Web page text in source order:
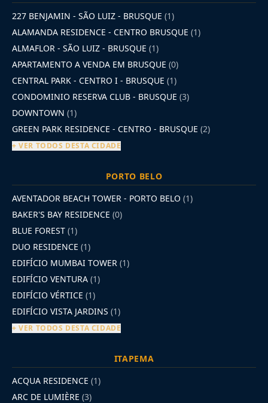
227 BENJAMIN - SÃO LUIZ - BRUSQUE (1)
ALAMANDA RESIDENCE - CENTRO BRUSQUE (1)
ALMAFLOR - SÃO LUIZ - BRUSQUE (1)
APARTAMENTO A VENDA EM BRUSQUE (0)
CENTRAL PARK - CENTRO I - BRUSQUE (1)
CONDOMINIO RESERVA CLUB - BRUSQUE (3)
DOWNTOWN (1)
GREEN PARK RESIDENCE - CENTRO - BRUSQUE (2)
+ VER TODOS DESTA CIDADE
PORTO BELO
AVENTADOR BEACH TOWER - PORTO BELO (1)
BAKER'S BAY RESIDENCE (0)
BLUE FOREST (1)
DUO RESIDENCE (1)
EDIFÍCIO MUMBAI TOWER (1)
EDIFÍCIO VENTURA (1)
EDIFÍCIO VÉRTICE (1)
EDIFÍCIO VISTA JARDINS (1)
+ VER TODOS DESTA CIDADE
ITAPEMA
ACQUA RESIDENCE (1)
ARC DE LUMIÈRE (3)